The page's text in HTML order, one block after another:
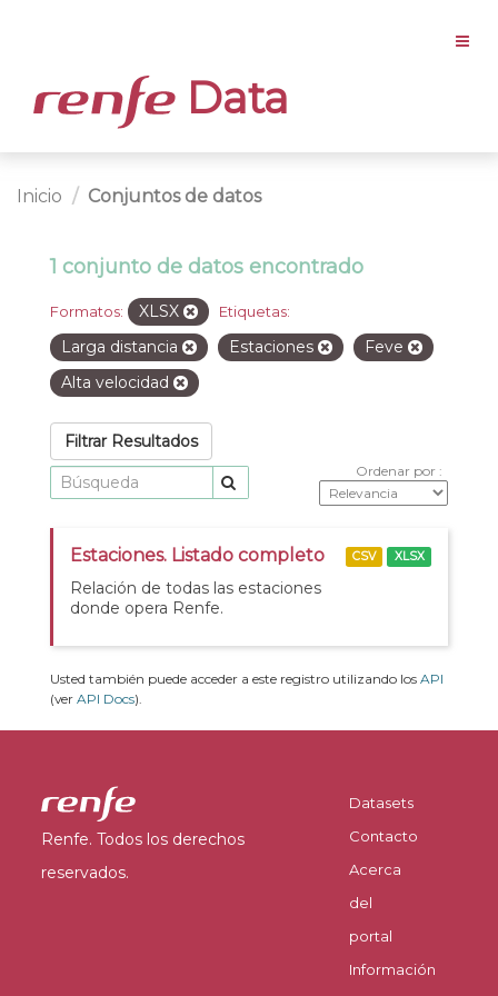
Data
Inicio Conjuntos de datos
1 conjunto de datos encontrado
Formatos: XLSX Etiquetas:
Larga distancia Estaciones
Feve
Alta velocidad
Filtrar Resultados
Ordenar por
Estaciones. Listado completo
Relación de todas las estaciones
donde opera Renfe.
CSV XLSX
Usted también puede acceder a este registro utilizando los API
(ver API Docs).
Renfe. Todos los derechos
reservados.
Datasets
Contacto
Acerca
del
portal
Información